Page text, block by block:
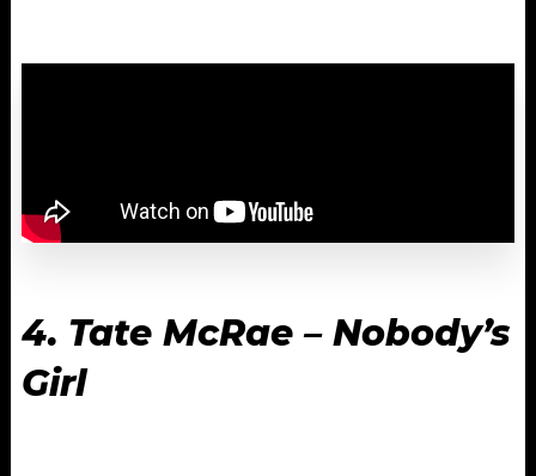
4. Tate McRae – Nobody’s
Girl